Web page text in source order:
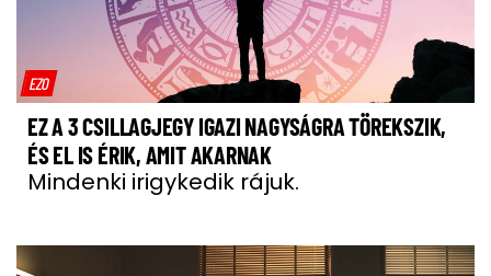
EZO
EZ A 3 CSILLAGJEGY IGAZI NAGYSÁGRA TÖREKSZIK,
ÉS EL IS ÉRIK, AMIT AKARNAK
Mindenki irigykedik rájuk.